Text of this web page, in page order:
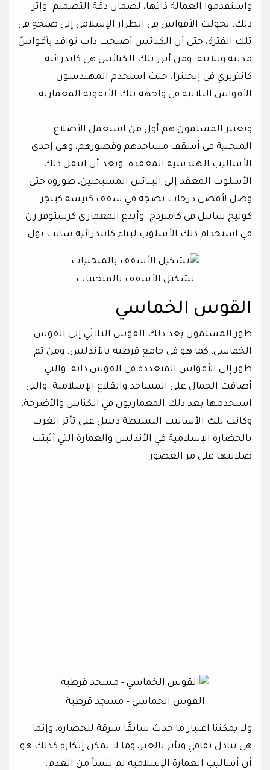
واستقدموا العمالة ذاتها، لضمان دقة التصميم. وإثر
ذلك، تحولت الأقواس في الطراز الإسلامي إلى صيحةٍ في
تلك الفترة، حتى أن الكنائس أصبحت ذات نوافذ بأقواسً
مدببة وثلاثية. ومن أبرز تلك الكنائس هي كاتدرائية
كانتربري في إنجلترا. حيث استخدم المهندسون
الأقواس الثلاثية في واجهة تلك الأيقونة المعمارية.
ويعتبر المسلمون هم أول من استعمل الأضلاع
المنحنية في أسقف مساجدهم وقصورهم، وهي إحدى
الأساليب الهندسية المعقدة. وبعد أن انتقل ذلك
الأسلوب المعقد إلى البنائين المسيحيين، طوروه حتى
وصل لأقصى درجات نضجه في سقف كنيسة كينجز
كوليج شابيل في كامبردج. وأبدع المعماري كرستوفر رن
في استخدام ذلك الأسلوب لبناء كاتيدرائية سانت بول.
تشكيل الأسقف بالمنحنيات
القوس الخماسي
طور المسلمون بعد ذلك القوس الثلاثي إلى القوس
الخماسي، كما هو في جامع قرطبة بالأندلس. ومن ثم
طور إلى الأقواس المتعددة في القوس ذاته. والتي
أضافت الجمال على المساجد والقلاع الإسلامية. والتي
استخدمها بعد ذلك المعماريون في الكناس والأضرحة،
وكانت تلك الأساليب البسيطة ديليل على تأثر الغرب
بالحضارة الإسلامية في الأندلس والعمارة التي أثبتت
صلابتها على مر العصور.
القوس الخماسي – مسجد قرطبة
ولا يمكننا اعتبار ما حدث سابقًا سرقة للحضارة، وإنما
هي تبادل ثقافي وتأثر بالغير، وما لا يمكن إنكاره كذلك هو
أن أساليب العمارة الإسلامية لم تنشأ من العدم.